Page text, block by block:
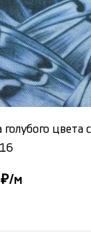
цвета
м